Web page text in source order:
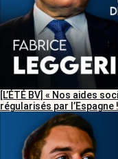
[L’ÉTÉ BV] « Nos aides
régularisés par l’Espagne